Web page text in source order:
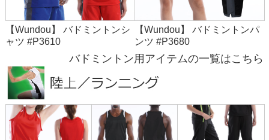
【Wundou】 バドミントンシ
ャツ #P3610
【Wundou】 バドミントンパ
ンツ #P3680
バドミントン用アイテムの一覧はこちら